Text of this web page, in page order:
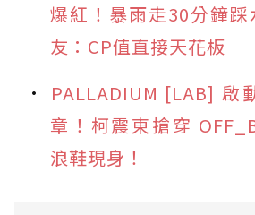
爆紅！暴雨走30分鐘
友：CP值直接天花板
PALLADIUM [LAB] 啟
章！柯震東搶穿
浪鞋現身！